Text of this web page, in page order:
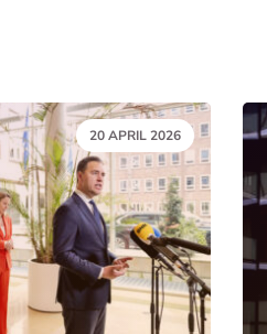
DATUM:
20 APRIL 2026